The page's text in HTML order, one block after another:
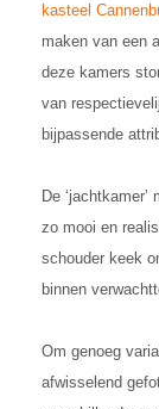
kasteel
maken van een
deze kamers
van
bijpassende
De
zo mooi en
schouder keek
binnen
Om genoeg
afwisselend